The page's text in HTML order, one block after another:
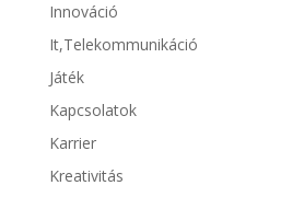
Innováció
It,Telekommunikáció
Játék
Kapcsolatok
Karrier
Kreativitás